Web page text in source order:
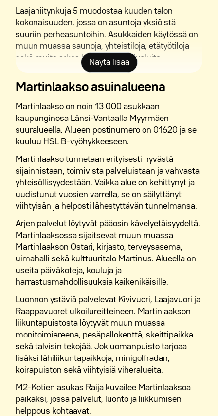
Laajaniitynkuja 5 muodostaa kuuden talon
kokonaisuuden, jossa on asuntoja yksiöistä
suuriin perheasuntoihin. Asukkaiden käytössä on
muun muassa saunoja, yhteistiloja, etätyötiloja
sekä muita arkea helpottavia palveluita.
työssäkäyntiin, opiskeluun kuin vapaa-aikaankin.
Kenelle Martinlaakso sopii?
Martinlaakso on monipuolinen asuinalue, joka
sopii hyvin erilaisiin elämäntilanteisiin.
Lapsiperheet arvostavat alueen päiväkoteja,
kouluja, liikuntapaikkoja ja puistoja. Työssäkäyville
tärkeimpiä etuja ovat nopeat yhteydet eri puolille
pääkaupunkiseutua. Opiskelijoita houkuttelevat
toimiva joukkoliikenne sekä palveluiden läheisyys.
Myös eläkeläiset viihtyvät Martinlaaksossa, sillä
arjen palvelut, terveysasema ja
harrastusmahdollisuudet ovat helposti
saavutettavissa.
Martinlaakson vahvuus on tasapaino: alueella
toimivat liikenneyhteydet sekä monipuolinen
asuntotarjonta.
Vuokra-asunnot muualla
Vantaalla
Jos sopivaa kotia ei löydy Martinlaaksosta, tutustu
myös muiden alueiden vuokra-asuntoihin:
M2-Kotien vuokra-asunnot Vantaalla
Näytä lisää
Martinlaakso asuinalueena
Martinlaakso on noin 13 000 asukkaan
kaupunginosa Länsi-Vantaalla Myyrmäen
suuralueella. Alueen postinumero on 01620 ja se
kuuluu HSL B-vyöhykkeeseen.
Martinlaakso tunnetaan erityisesti hyvästä
sijainnistaan, toimivista palveluistaan ja vahvasta
yhteisöllisyydestään. Vaikka alue on kehittynyt ja
uudistunut vuosien varrella, se on säilyttänyt
viihtyisän ja helposti lähestyttävän tunnelmansa.
Arjen palvelut löytyvät pääosin kävelyetäisyydeltä.
Martinlaaksossa sijaitsevat muun muassa
Martinlaakson Ostari, kirjasto, terveysasema,
uimahalli sekä kulttuuritalo Martinus. Alueella on
useita päiväkoteja, kouluja ja
harrastusmahdollisuuksia kaikenikäisille.
Luonnon ystäviä palvelevat Kivivuori, Laajavuori ja
Raappavuoret ulkoilureitteineen. Martinlaakson
liikuntapuistosta löytyvät muun muassa
monitoimiareena, pesäpallokenttä, skeittipaikka
sekä talvisin tekojää. Jokiuomanpuisto tarjoaa
lisäksi lähiliikuntapaikkoja, minigolfradan,
koirapuiston sekä viihtyisiä viheralueita.
M2-Kotien asukas Raija kuvailee Martinlaaksoa
paikaksi, jossa palvelut, luonto ja liikkumisen
helppous kohtaavat.